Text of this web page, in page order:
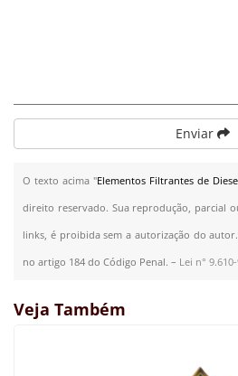
Enviar
O texto acima "Elementos Filtrantes de
direito reservado. Sua reprodução, parcial
links, é proibida sem a autorização do
no artigo 184 do Código Penal. – Lei n°
Veja Também